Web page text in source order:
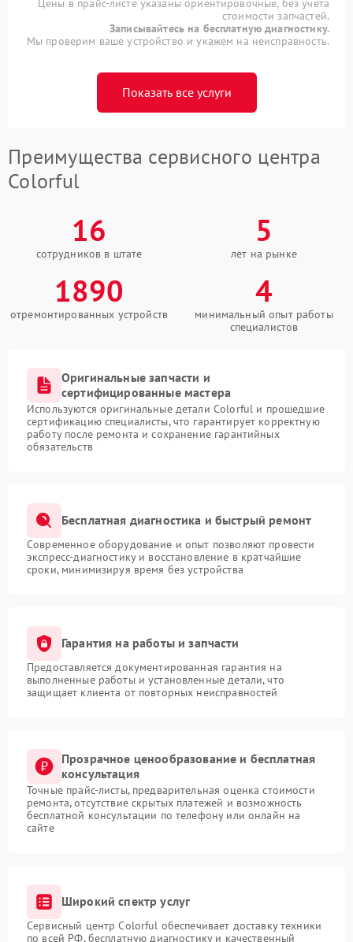
стоимости запчастей.
Записывайтесь на бесплатную диагностику.
Мы проверим ваше устройство и укажем на неисправность.
Показать все услуги
Преимущества сервисного центра
Colorful
16
сотрудников в штате
5
лет на рынке
1890
отремонтированных устройств
4
минимальный опыт работы
специалистов
Оригинальные запчасти и
сертифицированные мастера
Используются оригинальные детали Colorful и прошедшие
сертификацию специалисты, что гарантирует корректную
работу после ремонта и сохранение гарантийных
обязательств
Бесплатная диагностика и быстрый ремонт
Современное оборудование и опыт позволяют провести
экспресс-диагностику и восстановление в кратчайшие
сроки, минимизируя время без устройства
Гарантия на работы и запчасти
Предоставляется документированная гарантия на
выполненные работы и установленные детали, что
защищает клиента от повторных неисправностей
Прозрачное ценообразование и бесплатная
консультация
Точные прайс-листы, предварительная оценка стоимости
ремонта, отсутствие скрытых платежей и возможность
бесплатной консультации по телефону или онлайн на
сайте
Широкий спектр услуг
Сервисный центр Colorful обеспечивает доставку техники
по всей РФ, бесплатную диагностику и качественный